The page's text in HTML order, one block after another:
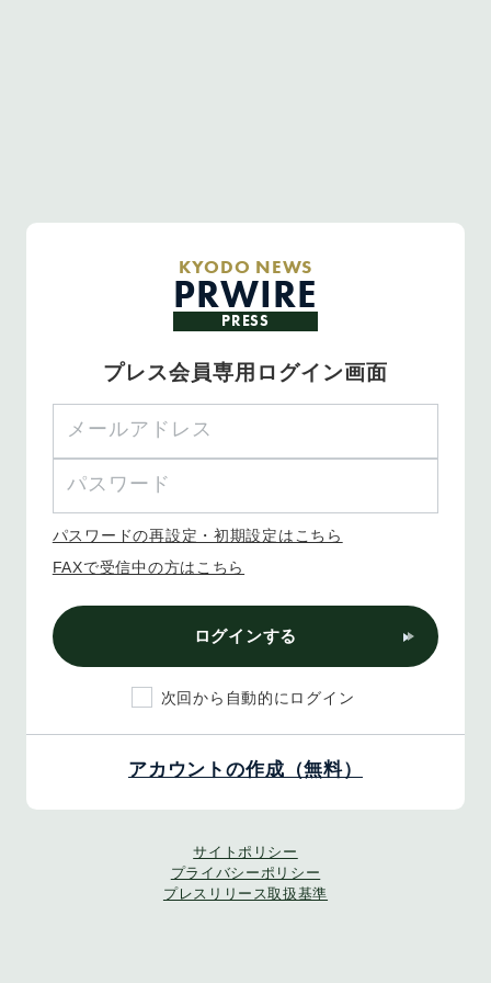
KYODO NEWS
PRWIRE
PRESS
プレス会員専用ログイン画面
パスワードの再設定・初期設定はこちら
FAXで受信中の方はこちら
ログインする
次回から自動的にログイン
アカウントの作成（無料）
サイトポリシー
プライバシーポリシー
プレスリリース取扱基準